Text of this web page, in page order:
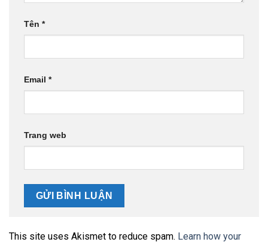
Tên *
Email *
Trang web
This site uses Akismet to reduce spam. Learn how your